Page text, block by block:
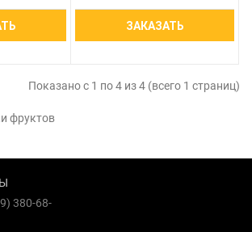
ЗАКАЗАТЬ
Показано с 1 по 4 из 4 (всего 1 страниц)
фруктов
380-68-